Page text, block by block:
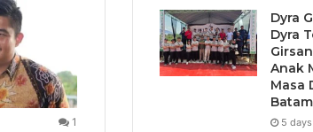
1
Dyra
Dyra
Anak
Masa
Batam
5